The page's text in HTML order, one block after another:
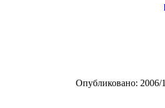
Опубликовано: 2006/